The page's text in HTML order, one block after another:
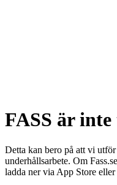
FASS är
Detta kan bero på att vi
underhållsarbete. Om
ladda ner via App Store